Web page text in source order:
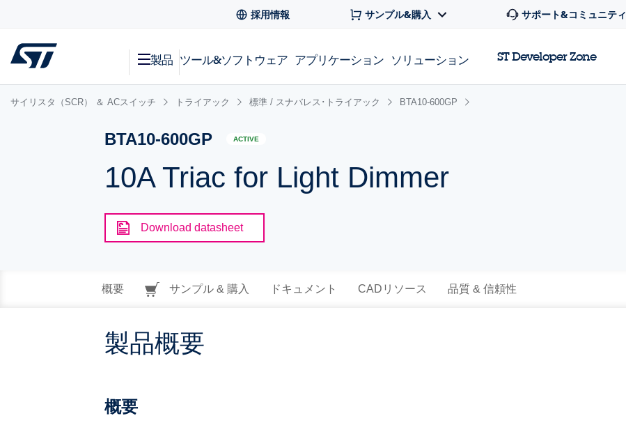
採用情報 サンプル&購入 サポート&コミュニティ
製品 ツール&ソフトウェア アプリケーション ソリューション ST Developer Zone
サイリスタ（SCR） ＆ ACスイッチ トライアック 標準 / スナバレス･トライアック BTA10-600GP
BTA10-600GP ACTIVE
10A Triac for Light Dimmer
Download datasheet
概要 サンプル & 購入 ドキュメント CADリソース 品質 & 信頼性
製品概要
概要